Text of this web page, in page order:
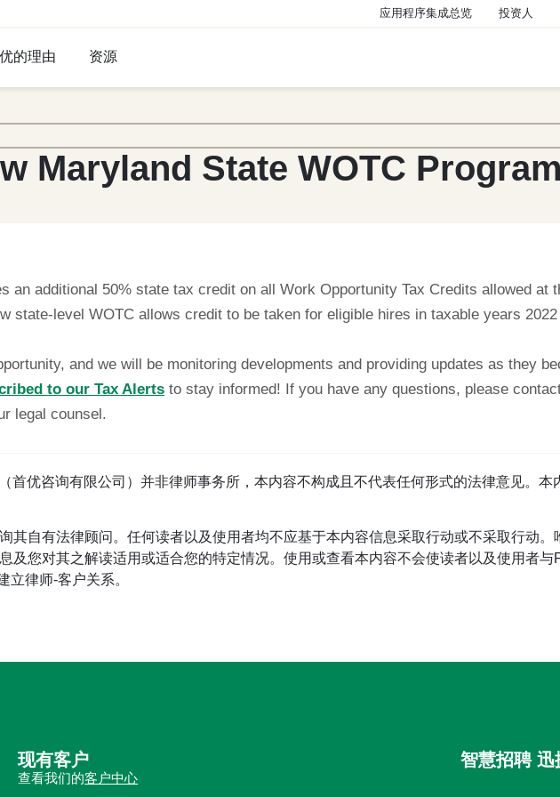
应用程序集成总览 投资人
的理由 资源
Maryland State WOTC Program
an additional 50% state tax credit on all Work Opportunity Tax Credits allowed at
state-level WOTC allows credit to be taken for eligible hires in taxable years 2022
and we will be monitoring developments and providing updates as they
to our Tax Alerts to stay informed! If you have any questions, please
legal counsel.
首优咨询有限公司）并非律师事务所，本内容不构成且不代表任何形式的法律意见。本
其自有法律顾问。任何读者以及使用者均不应基于本内容信息采取行动或不采取行动。
及您对其之解读适用或适合您的特定情况。使用或查看本内容不会使读者以及使用者与
立律师-客户关系。
现有客户
查看我们的客户中心
智慧招聘 迅